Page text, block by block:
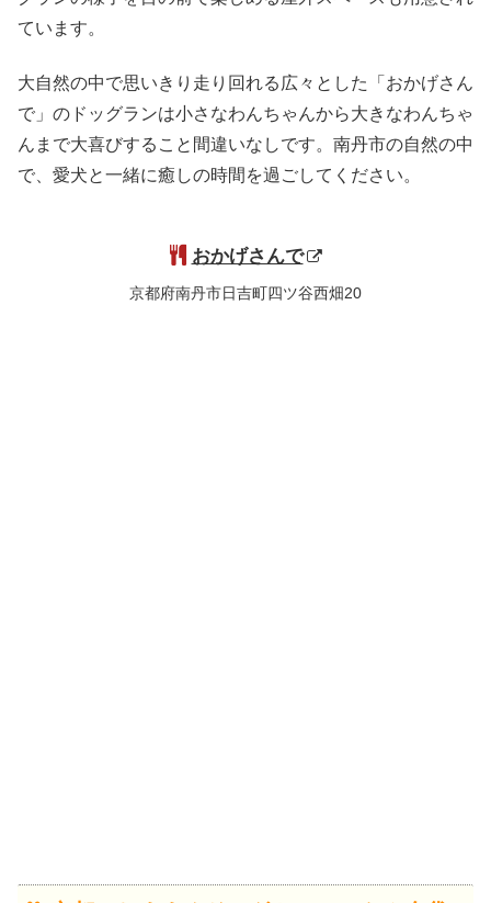
ています。
大自然の中で思いきり走り回れる広々とした「おかげさん
で」のドッグランは小さなわんちゃんから大きなわんちゃ
んまで大喜びすること間違いなしです。南丹市の自然の中
で、愛犬と一緒に癒しの時間を過ごしてください。
おかげさんで
京都府南丹市日吉町四ツ谷西畑20